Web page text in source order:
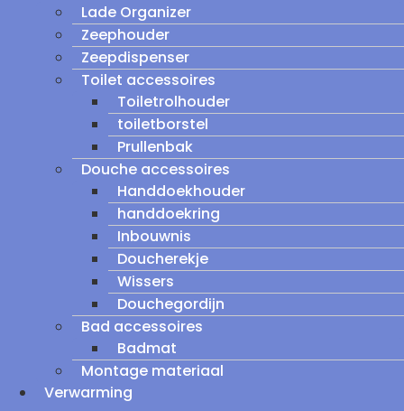
Lade Organizer
Zeephouder
Zeepdispenser
Toilet accessoires
Toiletrolhouder
toiletborstel
Prullenbak
Douche accessoires
Handdoekhouder
handdoekring
Inbouwnis
Doucherekje
Wissers
Douchegordijn
Bad accessoires
Badmat
Montage materiaal
Verwarming